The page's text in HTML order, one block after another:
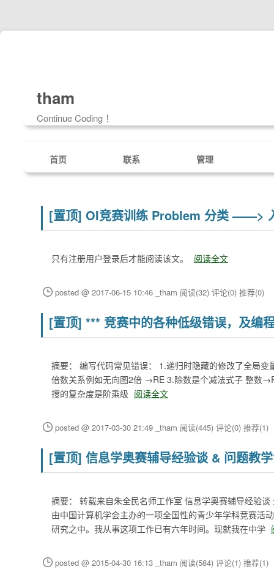
tham
Continue Coding ！
首页 联系 管理
[置顶] OI竞赛训练 Problem 分类 ——>
只有注册用户登录后才能阅读该文。 阅读全文
posted @ 2017-06-15 10:46 _tham 阅读(32) 评论(0) 推荐(0)
[置顶] *** 竞赛中的各种低级错误，及编
摘要： 编写代码常见错误： 1.递归时隐藏的修改了全局
倍数关系例如无向图2倍 →RE 3.除数是个减法式子 整数
搜的复杂度是阶乘级 阅读全文
posted @ 2017-03-30 21:49 _tham 阅读(445) 评论(0) 推荐(1)
[置顶] 信息学奥赛辅导经验谈 & 问题教
摘要： 转载来自朱全民名师工作室 信息学奥赛辅导经验
由中国计算机学会主办的一项全国性的青少年学科竞赛活
研究之中。我从事这项工作已有六年时间。现就我在中学
posted @ 2015-04-30 16:13 _tham 阅读(584) 评论(1) 推荐(1)